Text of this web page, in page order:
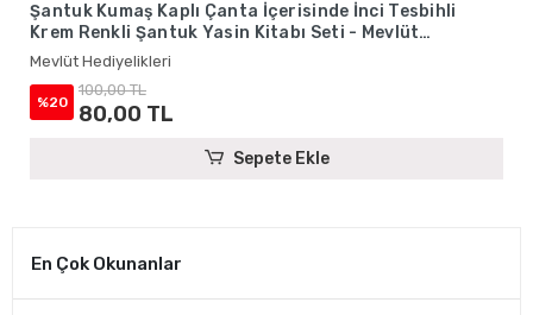
Şantuk Kumaş Kaplı Çanta İçerisinde İnci Tesbihli
Krem Renkli Şantuk Yasin Kitabı Seti - Mevlüt
Hediyelikleri
Mevlüt Hediyelikleri
%20
100,00 TL
80,00 TL
Sepete Ekle
En Çok Okunanlar